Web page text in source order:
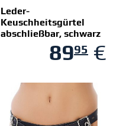
Leder-
Keuschheitsgürtel
abschließbar, schwarz
8995€